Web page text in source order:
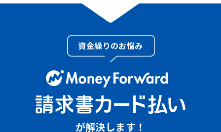
資金繰りのお悩み
が解決します！